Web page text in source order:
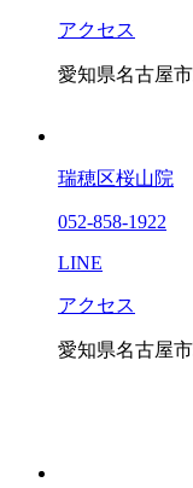
アクセス
愛知県名古屋
瑞穂区桜山院
052-858-1922
LINE
アクセス
愛知県名古屋